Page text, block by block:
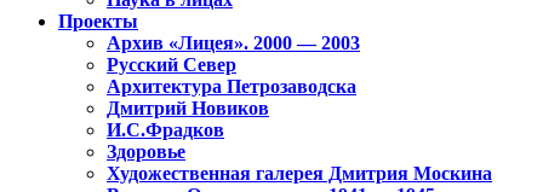
Проекты
Архив «Лицея». 2000 — 2003
Русский Север
Архитектура Петрозаводска
Дмитрий Новиков
И.С.Фрадков
Здоровье
Художественная галерея Дмитрия Москина